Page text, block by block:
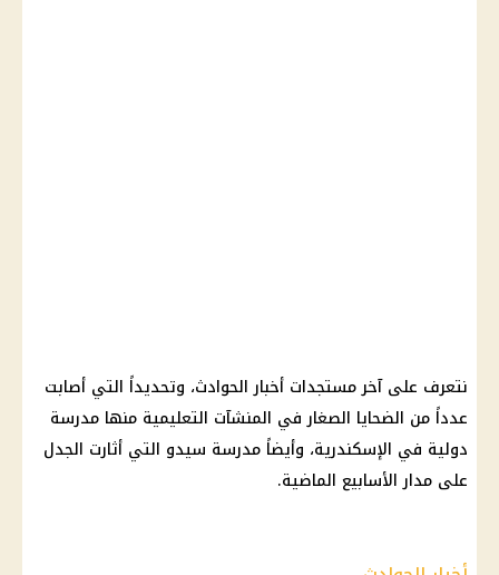
نتعرف على آخر مستجدات أخبار الحوادث، وتحديداً التي أصابت
عدداً من الضحايا الصغار في المنشآت التعليمية منها مدرسة
دولية في الإسكندرية، وأيضاً مدرسة سيدو التي أثارت الجدل
على مدار الأسابيع الماضية.